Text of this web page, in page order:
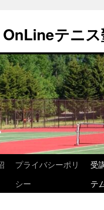
テニ
プライバシーポリ
シー
受
テ